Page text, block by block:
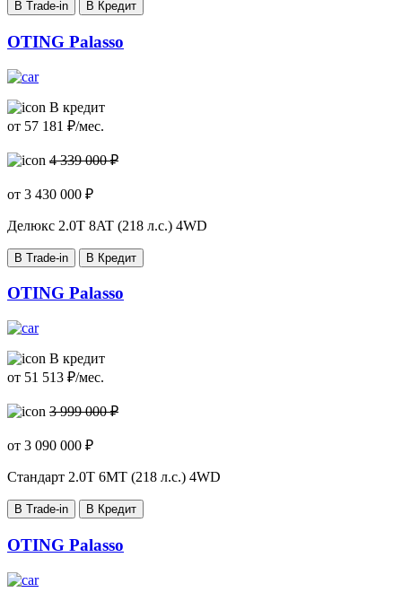
В Trade-in В Кредит
OTING Palasso
В кредит
от 57 181 ₽/мес.
4 339 000 ₽
от 3 430 000 ₽
Делюкс 2.0T 8AT (218 л.с.) 4WD
В Trade-in В Кредит
OTING Palasso
В кредит
от 51 513 ₽/мес.
3 999 000 ₽
от 3 090 000 ₽
Стандарт 2.0T 6MT (218 л.с.) 4WD
В Trade-in В Кредит
OTING Palasso